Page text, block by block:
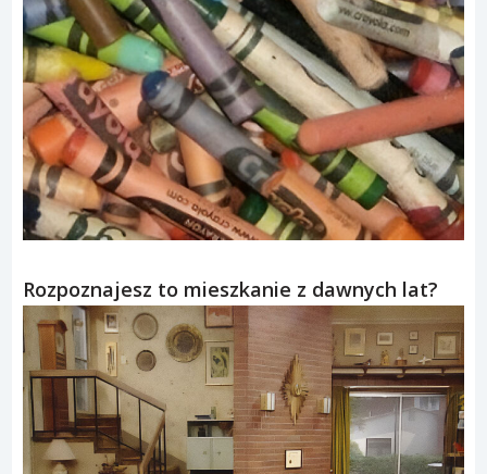
Rozpoznajesz to mieszkanie z dawnych lat?